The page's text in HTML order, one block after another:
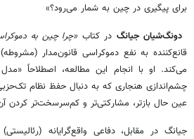
برای پیگیری در چین به شمار می‌رود؟»
دونگ‌شیان جیانگ در کتاب «چرا چین به
قانع‌کننده به نفع دموکراسی قانون‌مدار
می‌کند. او با انجام این مطالعه، اصطلاحاً
چشم‌اندازی هنجاری که به دنبال حفظ نظام
عین حال بازتر، مشارکتی‌تر و کم‌سرسخت‌تر کردن
جیانگ در مقابل، دفاعی واقع‌گرایانه